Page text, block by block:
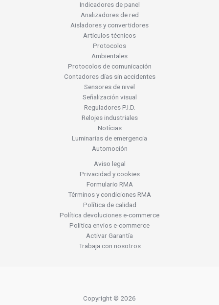
Indicadores de panel
Analizadores de red
Aisladores y convertidores
Artículos técnicos
Protocolos
Ambientales
Protocolos de comunicación
Contadores días sin accidentes
Sensores de nivel
Señalización visual
Reguladores P.I.D.
Relojes industriales
Notícias
Luminarias de emergencia
Automoción
Aviso legal
Privacidad y cookies
Formulario RMA
Términos y condiciones RMA
Política de calidad
Política devoluciones e-commerce
Política envíos e-commerce
Activar Garantía
Trabaja con nosotros
Copyright © 2026